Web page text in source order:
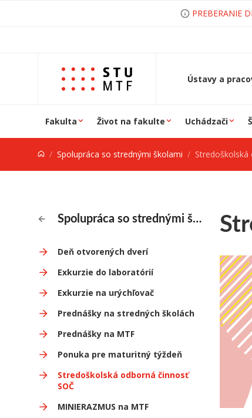
PREBERANIE
Ústavy a
Fakulta Život na fakulte Uchádzači
Spolupráca so strednými školami Stredoškolská
Spolupráca so strednými školami
Deň otvorených dverí
Exkurzie do laboratórií
Exkurzie na urýchľovač
Prednášky na stredných školách
Prednášky na MTF
Ponuka pre maturitný týždeň
Stredoškolská odborná činnosť
SOČ
MINIERAZMUS na MTF